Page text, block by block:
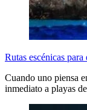
Rutas escénicas
Cuando uno piensa
inmediato a playas